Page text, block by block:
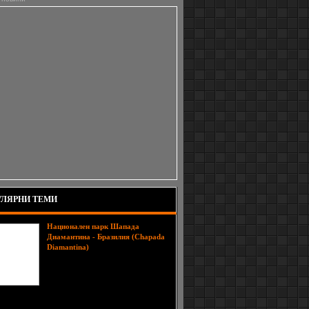
ТЕМИ
Национален парк Шапада
Диамантина - Бразилия (Chapada
Diamantina)Множеството